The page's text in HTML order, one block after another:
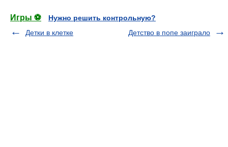
Игры ⚽
Нужно решить контрольную?
Детки в клетке
Детство в попе заиграло